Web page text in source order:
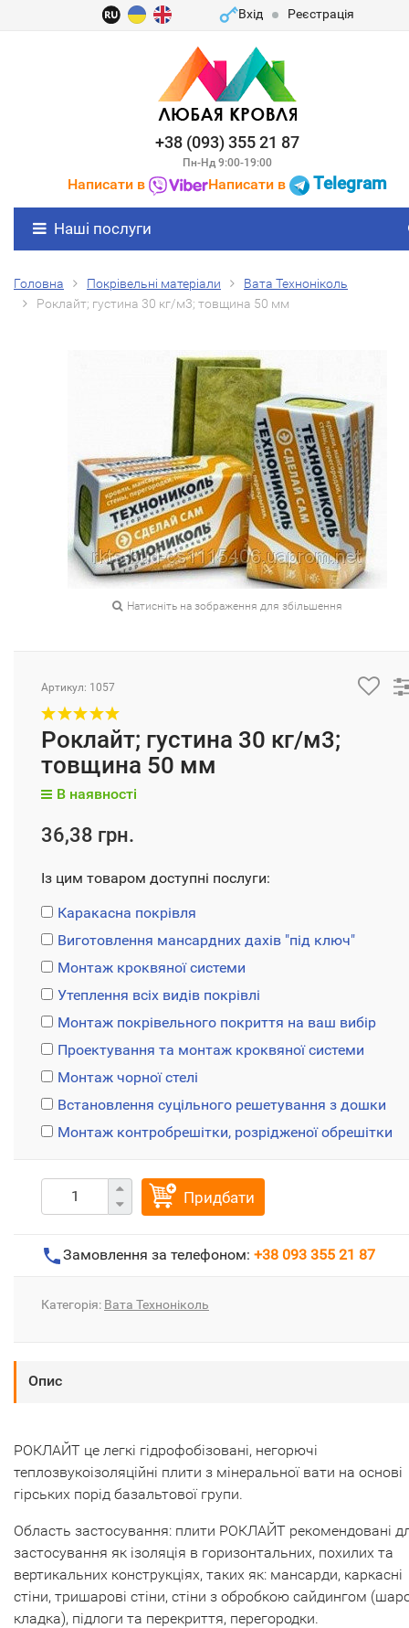
Вхід Реєстрація
+38 (093) 355 21 87
Пн-Нд 9:00-19:00
Написати в Написати в Telegram
Наші послуги
Головна Покрівельні матеріали
Вата Техноніколь
Роклайт; густина 30 кг/м3; товщина 50 мм
Натисніть на зображення для збільшення
Артикул: 1057
Роклайт; густина 30 кг/м3;
товщина 50 мм
В наявності
36,38 грн.
Із цим товаром доступні послуги:
Каракасна покрівля
Виготовлення мансардних дахів "під ключ"
Монтаж кроквяної системи
Утеплення всіх видів покрівлі
Монтаж покрівельного покриття на ваш вибір
Проектування та монтаж кроквяної системи
Монтаж чорної стелі
Встановлення суцільного решетування з дошки
Монтаж контробрешітки, розрідженої обрешітки
Придбати
Замовлення за телефоном: +38 093 355 21 87
Категорія: Вата Техноніколь
Опис
РОКЛАЙТ це легкі гідрофобізовані, негорючі
теплозвукоізоляційні плити з мінеральної вати на основі
гірських порід базальтової групи.
Область застосування: плити РОКЛАЙТ рекомендовані
застосування як ізоляція в горизонтальних, похилих та
вертикальних конструкціях, таких як: мансарди, каркасні
стіни, тришарові стіни, стіни з обробкою сайдингом
кладка), підлоги та перекриття, перегородки.